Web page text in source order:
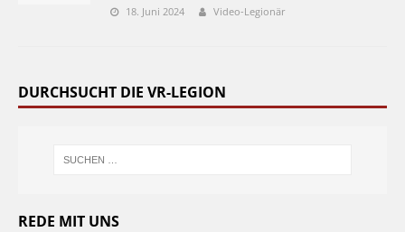
18. Juni 2024 Video-Legionär
DURCHSUCHT DIE VR-LEGION
REDE MIT UNS